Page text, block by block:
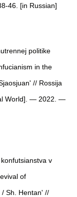
46. [in Russian]
politike
in the
// Rossija
World]. — 2022. —
v
of
Sh. Hentan' //